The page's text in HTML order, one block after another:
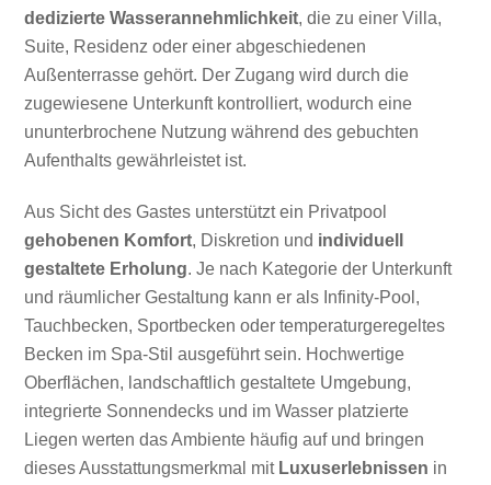
dedizierte Wasserannehmlichkeit, die zu einer Villa,
Suite, Residenz oder einer abgeschiedenen
Außenterrasse gehört. Der Zugang wird durch die
zugewiesene Unterkunft kontrolliert, wodurch eine
ununterbrochene Nutzung während des gebuchten
Aufenthalts gewährleistet ist.
Aus Sicht des Gastes unterstützt ein Privatpool
gehobenen Komfort, Diskretion und individuell
gestaltete Erholung. Je nach Kategorie der Unterkunft
und räumlicher Gestaltung kann er als Infinity-Pool,
Tauchbecken, Sportbecken oder temperaturgeregeltes
Becken im Spa-Stil ausgeführt sein. Hochwertige
Oberflächen, landschaftlich gestaltete Umgebung,
integrierte Sonnendecks und im Wasser platzierte
Liegen werten das Ambiente häufig auf und bringen
dieses Ausstattungsmerkmal mit Luxuserlebnissen in